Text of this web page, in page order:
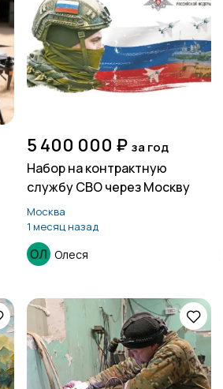
5 400 000 ₽ за год
Набор на контрактную
службу СВО через Москву
Москва
1 месяц назад
Олеся